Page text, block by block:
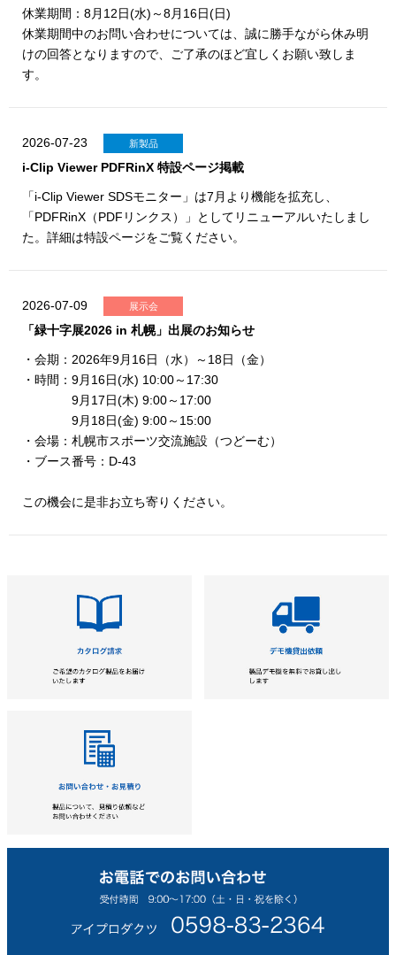
休業期間：8月12日(水)～8月16日(日)
休業期間中のお問い合わせについては、誠に勝手ながら休み明
けの回答となりますので、ご了承のほど宜しくお願い致しま
す。
2026-07-23 新製品
i-Clip Viewer PDFRinX 特設ページ掲載
「i-Clip Viewer SDSモニター」は7月より機能を拡充し、
「PDFRinX（PDFリンクス）」としてリニューアルいたしまし
た。詳細は特設ページをご覧ください。
2026-07-09 展示会
「緑十字展2026 in 札幌」出展のお知らせ
・会期：2026年9月16日（水）～18日（金）
・時間：9月16日(水) 10:00～17:30
9月17日(木) 9:00～17:00
9月18日(金) 9:00～15:00
・会場：札幌市スポーツ交流施設（つどーむ）
・ブース番号：D-43
この機会に是非お立ち寄りください。